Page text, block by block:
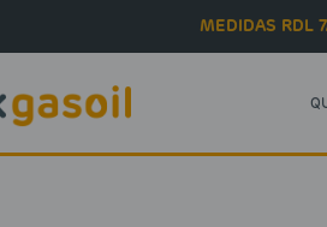
MEDIDAS RDL